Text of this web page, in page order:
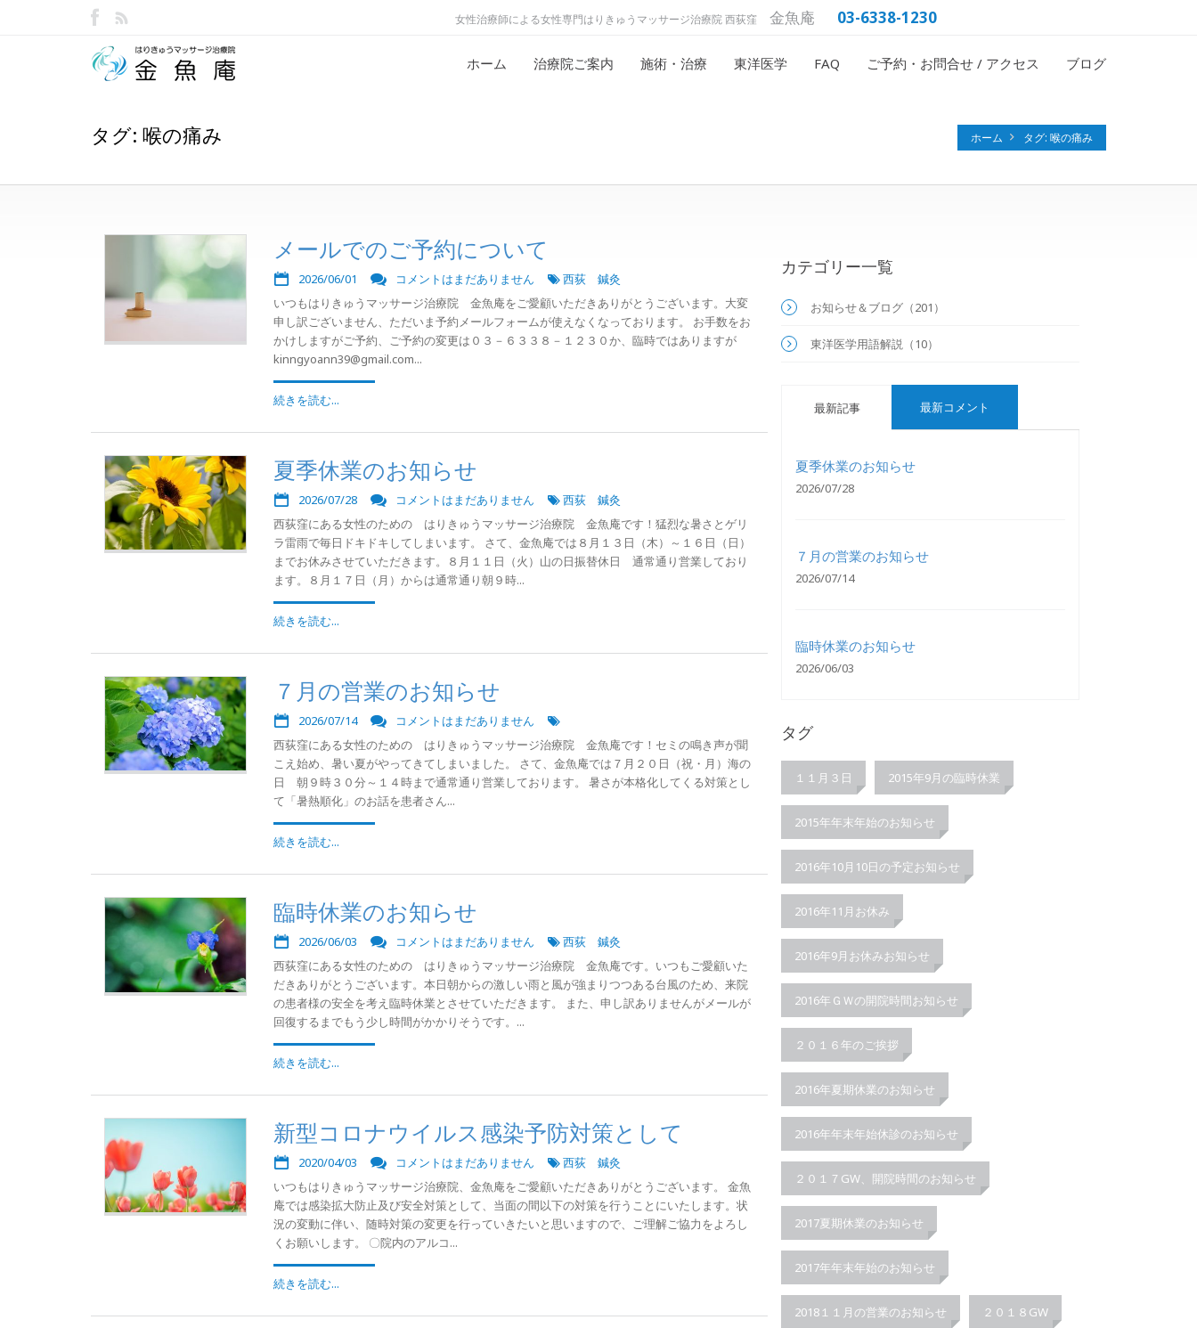
女性治療師による女性専門はりきゅうマッサージ治療院 西荻窪 金魚庵 03-6338-1230
ホーム 治療院ご案内 施術・治療 東洋医学 FAQ ご予約・お問合せ / アクセス ブログ
タグ: 喉の痛み ホーム タグ: 喉の痛み
メールでのご予約について
2026/06/01 コメントはまだありません
西荻 鍼灸
いつもはりきゅうマッサージ治療院 金魚庵をご愛顧いただきありがとうございます。大変
申し訳ございません、ただいま予約メールフォームが使えなくなっております。 お手数をお
かけしますがご予約、ご予約の変更は０３－６３３８－１２３０か、臨時ではありますが
kinngyoann39@gmail.com...
続きを読む...
夏季休業のお知らせ
2026/07/28 コメントはまだありません
西荻 鍼灸
西荻窪にある女性のための はりきゅうマッサージ治療院 金魚庵です！猛烈な暑さとゲリ
ラ雷雨で毎日ドキドキしてしまいます。 さて、金魚庵では８月１３日（木）～１６日（日）
までお休みさせていただきます。８月１１日（火）山の日振替休日 通常通り営業しており
ます。８月１７日（月）からは通常通り朝９時...
続きを読む...
７月の営業のお知らせ
2026/07/14
コメントはまだありません
西荻窪にある女性のための はりきゅうマッサージ治療院 金魚庵です！セミの鳴き声が聞
こえ始め、暑い夏がやってきてしまいました。 さて、金魚庵では７月２０日（祝・月）海の
日 朝９時３０分～１４時まで通常通り営業しております。 暑さが本格化してくる対策とし
て「暑熱順化」のお話を患者さん...
続きを読む...
臨時休業のお知らせ
2026/06/03 コメントはまだありません
西荻 鍼灸
西荻窪にある女性のための はりきゅうマッサージ治療院 金魚庵です。いつもご愛顧いた
だきありがとうございます。本日朝からの激しい雨と風が強まりつつある台風のため、来院
の患者様の安全を考え臨時休業とさせていただきます。 また、申し訳ありませんがメールが
回復するまでもう少し時間がかかりそうです。...
続きを読む...
新型コロナウイルス感染予防対策として
2020/04/03 コメントはまだありません
西荻 鍼灸
いつもはりきゅうマッサージ治療院、金魚庵をご愛顧いただきありがとうございます。 金魚
庵では感染拡大防止及び安全対策として、当面の間以下の対策を行うことにいたします。状
況の変動に伴い、随時対策の変更を行っていきたいと思いますので、ご理解ご協力をよろし
くお願いします。 〇院内のアルコ...
続きを読む...
カテゴリー一覧
お知らせ＆ブログ（201）
東洋医学用語解説（10）
最新記事 最新コメント
夏季休業のお知らせ
2026/07/28
７月の営業のお知らせ
2026/07/14
臨時休業のお知らせ
2026/06/03
タグ
１１月３日 2015年9月の臨時休業
2015年年末年始のお知らせ
2016年10月10日の予定お知らせ
2016年11月お休み
2016年9月お休みお知らせ
2016年ＧＷの開院時間お知らせ
２０１６年のご挨拶
2016年夏期休業のお知らせ
2016年年末年始休診のお知らせ
２０１７GW、開院時間のお知らせ
2017夏期休業のお知らせ
2017年年末年始のお知らせ
2018１１月の営業のお知らせ ２０１８GW